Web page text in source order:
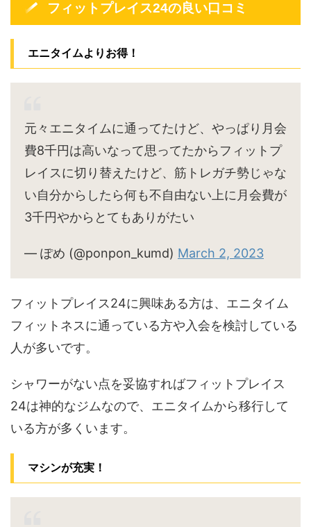
フィットプレイス24の良い口コミ
エニタイムよりお得！
元々エニタイムに通ってたけど、やっぱり月会
費8千円は高いなって思ってたからフィットプ
レイスに切り替えたけど、筋トレガチ勢じゃな
い自分からしたら何も不自由ない上に月会費が
3千円やからとてもありがたい
— ぽめ (@ponpon_kumd) March 2, 2023
フィットプレイス24に興味ある方は、エニタイム
フィットネスに通っている方や入会を検討している
人が多いです。
シャワーがない点を妥協すればフィットプレイス
24は神的なジムなので、エニタイムから移行して
いる方が多くいます。
マシンが充実！